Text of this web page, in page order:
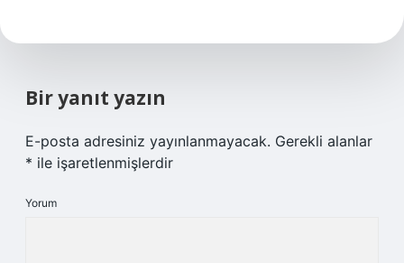
Bir yanıt yazın
E-posta adresiniz yayınlanmayacak. Gerekli alanlar
* ile işaretlenmişlerdir
Yorum